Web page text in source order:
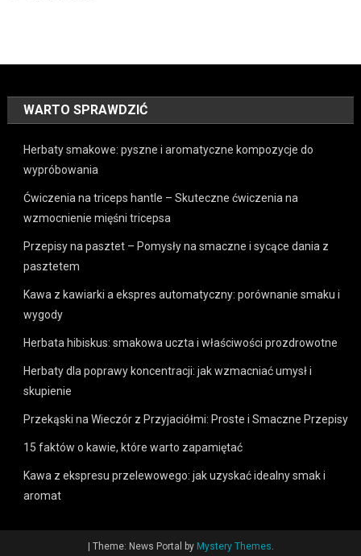
WARTO SPRAWDZIĆ
Herbaty smakowe: pyszne i aromatyczne kompozycje do
wypróbowania
Ćwiczenia na triceps hantle – Skuteczne ćwiczenia na
wzmocnienie mięśni tricepsa
Przepisy na pasztet – Pomysły na smaczne i sycące dania z
pasztetem
Kawa z kawiarki a ekspres automatyczny: porównanie smaku i
wygody
Herbata hibiskus: smakowa uczta i właściwości prozdrowotne
Herbaty dla poprawy koncentracji: jak wzmacniać umysł i
skupienie
Przekąski na Wieczór z Przyjaciółmi: Proste i Smaczne Przepisy
15 faktów o kawie, które warto zapamiętać
Kawa z ekspresu przelewowego: jak uzyskać idealny smak i
aromat
Theme: News Portal by Mystery Themes.